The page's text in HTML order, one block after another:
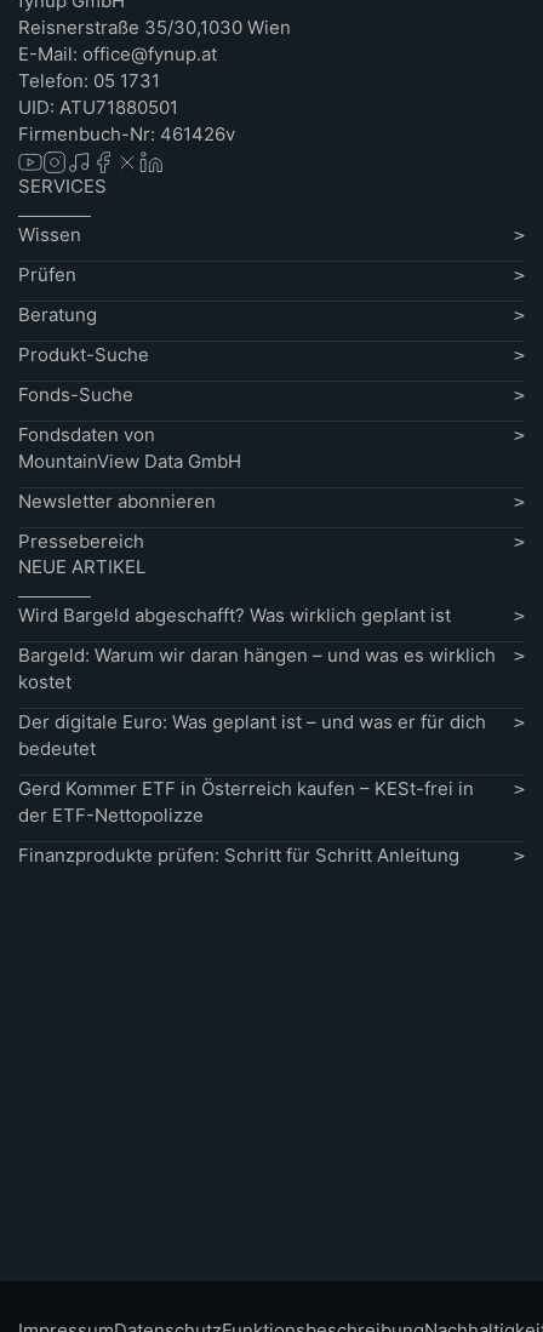
Reisnerstraße 35/30,1030 Wien
E-Mail: office@fynup.at
Telefon: 05 1731
UID: ATU71880501
Firmenbuch-Nr: 461426v
SERVICES
Wissen
Prüfen
Beratung
Produkt-Suche
Fonds-Suche
Fondsdaten von
MountainView Data GmbH
Newsletter abonnieren
Pressebereich
NEUE ARTIKEL
Wird Bargeld abgeschafft? Was wirklich geplant ist
Bargeld: Warum wir daran hängen – und was es wirklich
kostet
Der digitale Euro: Was geplant ist – und was er für dich
bedeutet
Gerd Kommer ETF in Österreich kaufen – KESt-frei in
der ETF-Nettopolizze
Finanzprodukte prüfen: Schritt für Schritt Anleitung